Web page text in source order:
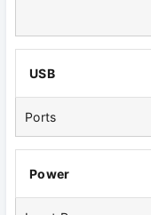
USB
Ports
Power